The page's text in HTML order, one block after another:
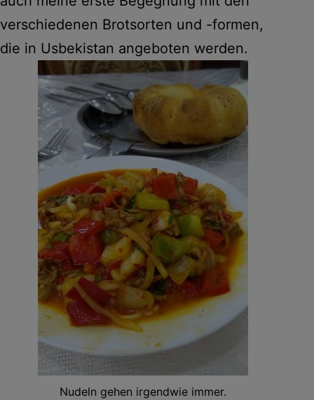
verschiedenen Brotsorten und -formen,
die in Usbekistan angeboten werden.
Nudeln gehen irgendwie immer.